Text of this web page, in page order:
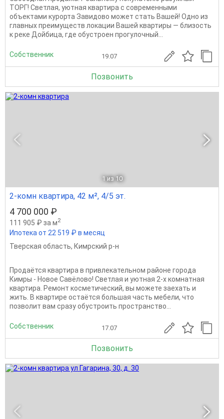
ТОРГ! Светлая, уютная квартира с современными
объектами курорта Завидово может стать Вашей! Одно из
главных преимуществ локации Вашей квартиры — близость
к реке Дойбица, где обустроен прогулочный...
Собственник 19.07
Позвонить
1 из 10
2-комн квартира, 42 м², 4/5 эт.
4 700 000 ₽
111 905 ₽ за м2
Ипотека от 22 519 ₽ в месяц
Тверская область, Кимрский р-н
Продаётся квартира в привлекательном районе города
Кимры - Новое Савёлово! Светлая и уютная 2-х комнатная
квартира. Ремонт косметический, вы можете заехать и
жить. В квартире остаётся большая часть мебели, что
позволит вам сразу обустроить пространство...
Собственник 17.07
Позвонить